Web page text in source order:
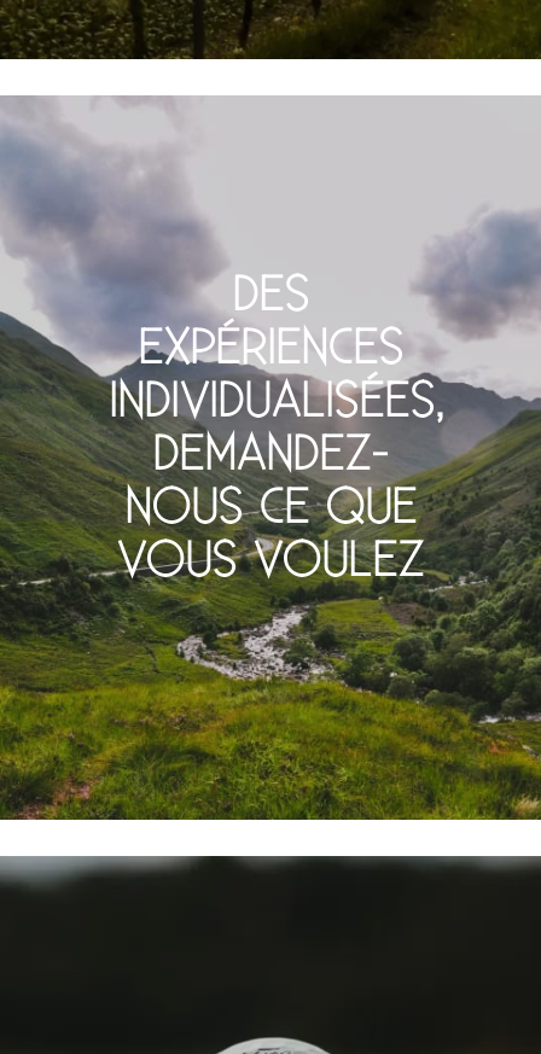
DES
EXPÉRIENCES
INDIVIDUALISÉES,
DEMANDEZ-
NOUS CE QUE
VOUS VOULEZ